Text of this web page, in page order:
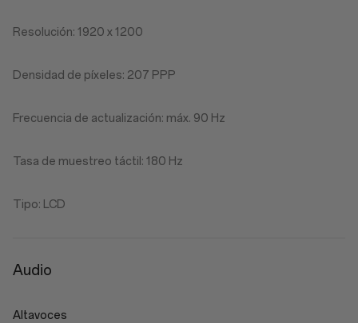
Resolución: 1920 x 1200
Densidad de píxeles: 207 PPP
Frecuencia de actualización: máx. 90 Hz
Tasa de muestreo táctil: 180 Hz
Tipo: LCD
Audio
Altavoces